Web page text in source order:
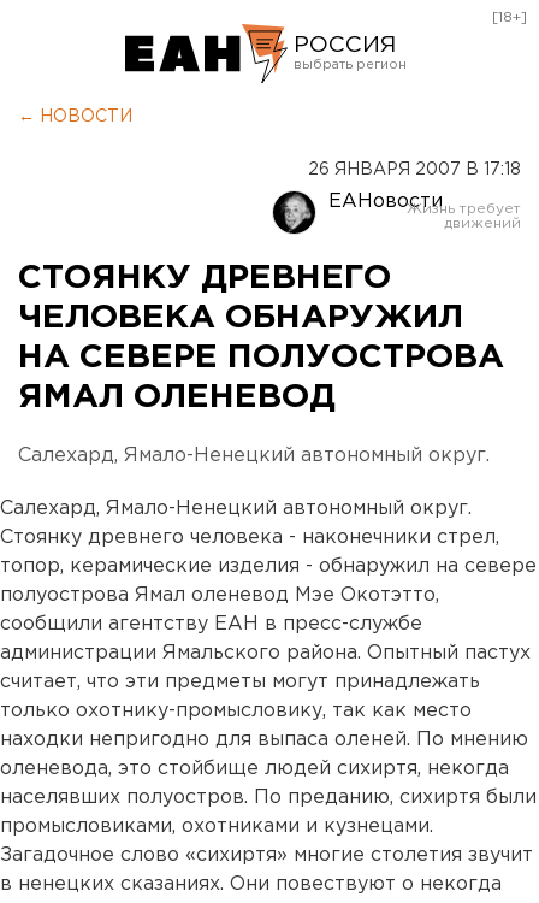
РОССИЯ
Оренбург
[18+]
← НОВОСТИ
26 ЯНВАРЯ 2007 В 17:18
ЕАНовости
СТОЯНКУ ДРЕВНЕГО
ЧЕЛОВЕКА ОБНАРУЖИЛ
НА СЕВЕРЕ ПОЛУОСТРОВА
ЯМАЛ ОЛЕНЕВОД
Салехард, Ямало-Ненецкий автономный округ.
Салехард, Ямало-Ненецкий автономный округ.
Стоянку древнего человека - наконечники стрел,
топор, керамические изделия - обнаружил на севере
полуострова Ямал оленевод Мэе Окотэтто,
сообщили агентству ЕАН в пресс-службе
администрации Ямальского района. Опытный пастух
считает, что эти предметы могут принадлежать
только охотнику-промысловику, так как место
находки непригодно для выпаса оленей. По мнению
оленевода, это стойбище людей сихиртя, некогда
населявших полуостров. По преданию, сихиртя были
промысловиками, охотниками и кузнецами.
Загадочное слово «сихиртя» многие столетия звучит
в ненецких сказаниях. Они повествуют о некогда